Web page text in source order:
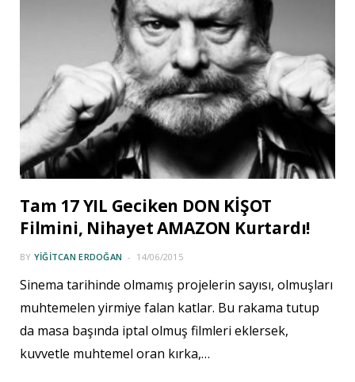
Tam 17 YIL Geciken DON KİŞOT
Filmini, Nihayet AMAZON Kurtardı!
BY YIĞITCAN ERDOĞAN 14/06/2015
Sinema tarihinde olmamış projelerin sayısı, olmuşları
muhtemelen yirmiye falan katlar. Bu rakama tutup
da masa başında iptal olmuş filmleri eklersek,
kuvvetle muhtemel oran kırka,…